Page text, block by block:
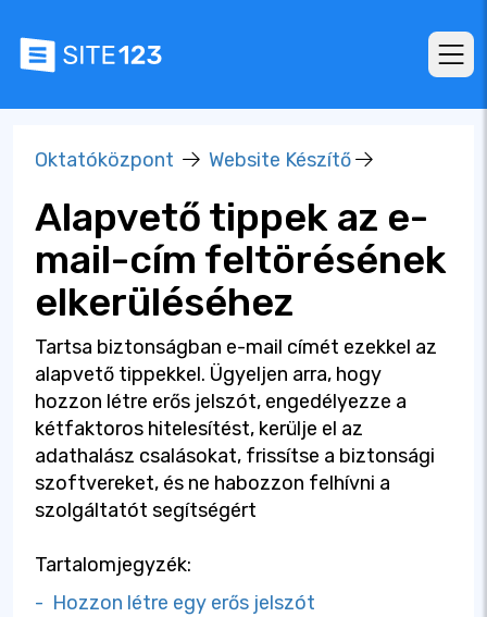
Oktatóközpont Website Készítő
Alapvető tippek az e-
mail-cím feltörésének
elkerüléséhez
Tartsa biztonságban e-mail címét ezekkel az
alapvető tippekkel. Ügyeljen arra, hogy
hozzon létre erős jelszót, engedélyezze a
kétfaktoros hitelesítést, kerülje el az
adathalász csalásokat, frissítse a biztonsági
szoftvereket, és ne habozzon felhívni a
szolgáltatót segítségért
Tartalomjegyzék:
- Hozzon létre egy erős jelszót